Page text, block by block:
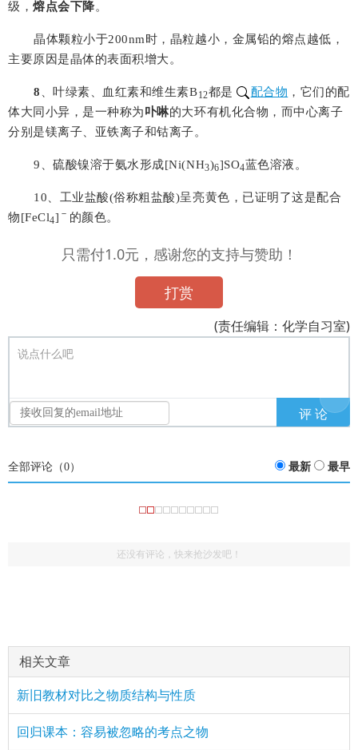
级，熔点会下降。
晶体颗粒小于200nm时，晶粒越小，金属铅的熔点越低，
主要原因是晶体的表面积增大。
8 、叶绿素、血红素和维生素B12都是 配合物 ，它们的配
体大同小异，是一种称为卟啉的大环有机化合物，而中心离子
分别是镁离子、亚铁离子和钴离子。
9 、硫酸镍溶于氨水形成[Ni(NH3)6]SO4蓝色溶液。
10 、工业盐酸(俗称粗盐酸)呈亮黄色，已证明了这是配合
物[FeCl4] － 的颜色。
只需付1.0元，感谢您的支持与赞助！
打赏
(责任编辑：化学自习室)
说点什么吧
全部评论（0） 最新 最早
还没有评论，快来抢沙发吧！
相关文章
新旧教材对比之物质结构与性质
回归课本：容易被忽略的考点之物